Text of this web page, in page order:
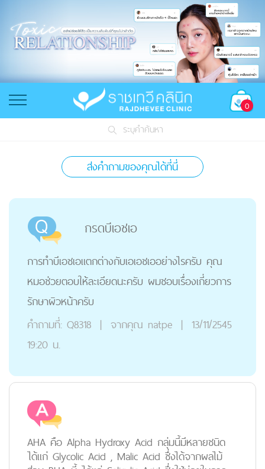
0
ระบุคำค้นหา
ส่งคำถามของคุณได้ที่นี่
กรดบีเอชเอ
การทำบีเอชเอแตกต่างกับเอเอชเออย่างไรครับ คุณ
หมอช่วยตอบให้ละเอียดนะครับ ผมชอบเรื่องเกี่ยวการ
รักษาผิวหน้าครับ
คำถามที่: Q8318 | จากคุณ natpe | 13/11/2545
19:20 น.
AHA คือ Alpha Hydroxy Acid กลุ่มนี้มีหลายชนิด
ได้แก่ Glycolic Acid , Malic Acid ซึ่งได้จากผลไม้